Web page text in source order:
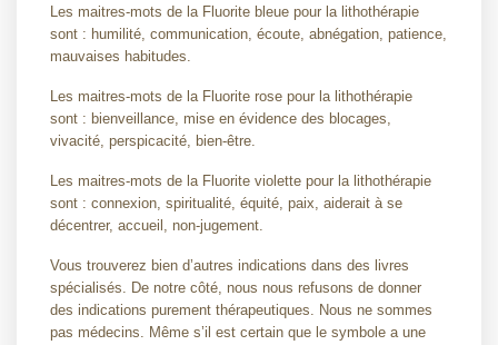
Les maitres-mots de la Fluorite bleue pour la lithothérapie
sont : humilité, communication, écoute, abnégation, patience,
mauvaises habitudes.
Les maitres-mots de la Fluorite rose pour la lithothérapie
sont : bienveillance, mise en évidence des blocages,
vivacité, perspicacité, bien-être.
Les maitres-mots de la Fluorite violette pour la lithothérapie
sont : connexion, spiritualité, équité, paix, aiderait à se
décentrer, accueil, non-jugement.
Vous trouverez bien d’autres indications dans des livres
spécialisés. De notre côté, nous nous refusons de donner
des indications purement thérapeutiques. Nous ne sommes
pas médecins. Même s’il est certain que le symbole a une